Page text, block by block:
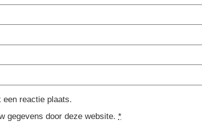
een reactie plaats.
gegevens door deze website. *